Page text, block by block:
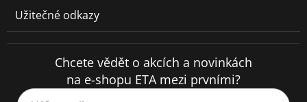
Užitečné odkazy
Chcete vědět o akcích a novinkách
na e-shopu ETA mezi prvními?
Váš e-mail